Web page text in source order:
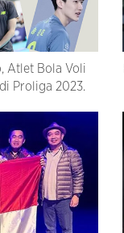
Atlet Bola Voli
Proliga 2023.